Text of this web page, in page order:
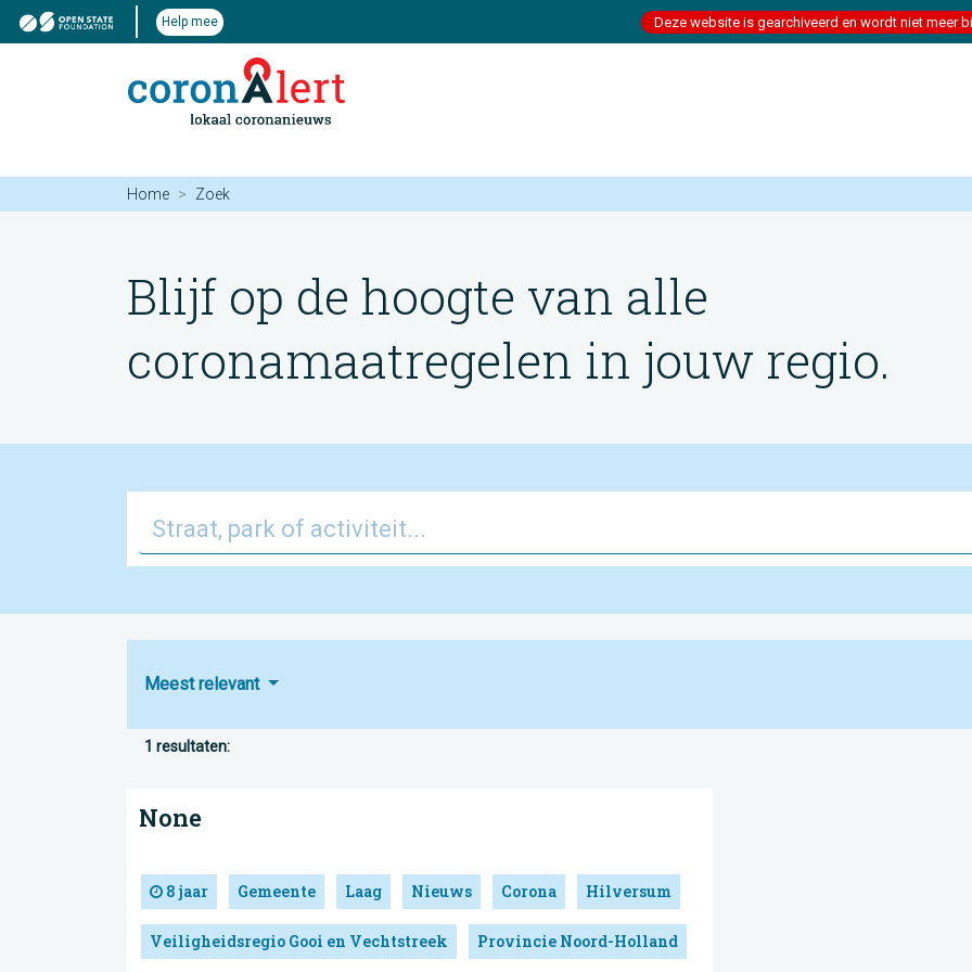
Help mee Deze website is gearchiveerd en wordt niet meer
Home Zoek
Blijf op de hoogte van alle
coronamaatregelen in jouw regio.
Meest relevant
1 resultaten:
None
8 jaar Gemeente Laag Nieuws Corona Hilversum
Veiligheidsregio Gooi en Vechtstreek Provincie Noord-Holland